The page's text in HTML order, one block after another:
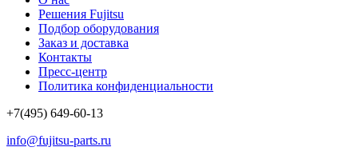
Решения Fujitsu
Подбор оборудования
Заказ и доставка
Контакты
Пресс-центр
Политика конфиденциальности
+7(495) 649-60-13
info@fujitsu-parts.ru